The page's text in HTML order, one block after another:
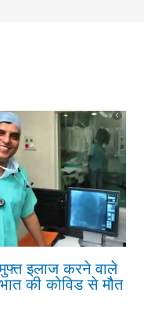
मुफ्त इलाज करने वाले
की कोविड से मौत